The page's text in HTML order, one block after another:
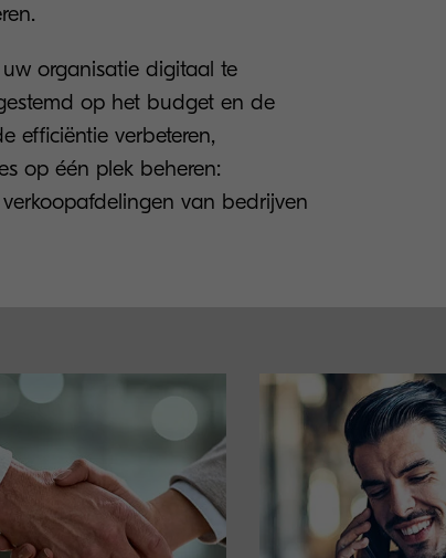
organisatie digitaal te
op het budget en de
efficiëntie verbeteren,
op één plek beheren:
van bedrijven